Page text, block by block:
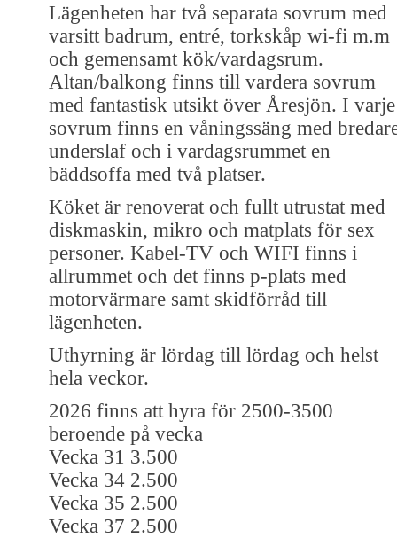
Lägenheten har två separata sovrum med
varsitt badrum, entré, torkskåp wi-fi m.m
och gemensamt kök/vardagsrum.
Altan/balkong finns till vardera sovrum
med fantastisk utsikt över Åresjön. I varje
sovrum finns en våningssäng med
underslaf och i vardagsrummet en
bäddsoffa med två platser.
Köket är renoverat och fullt utrustat med
diskmaskin, mikro och matplats för sex
personer. Kabel-TV och WIFI finns i
allrummet och det finns p-plats med
motorvärmare samt skidförråd till
lägenheten.
Uthyrning är lördag till lördag och helst
hela veckor.
2026 finns att hyra för 2500-3500
beroende på vecka
Vecka 31 3.500
Vecka 34 2.500
Vecka 35 2.500
Vecka 37 2.500